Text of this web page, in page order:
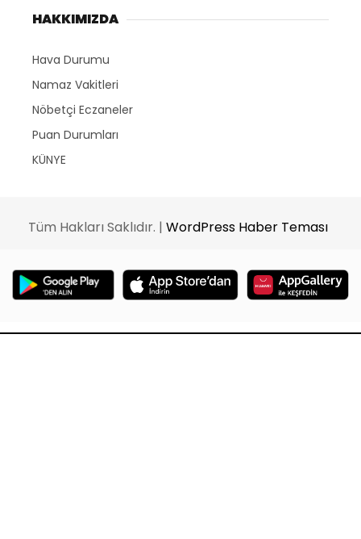
HAKKIMIZDA
Hava Durumu
Namaz Vakitleri
Nöbetçi Eczaneler
Puan Durumları
KÜNYE
Tüm Hakları Saklıdır. | WordPress Haber Teması